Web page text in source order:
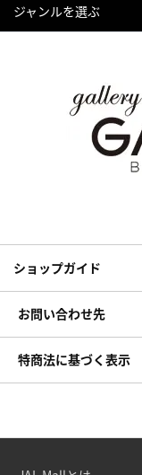
ジャンルを選ぶ
ショップガイド
お問い合わせ先
特商法に基づく表示